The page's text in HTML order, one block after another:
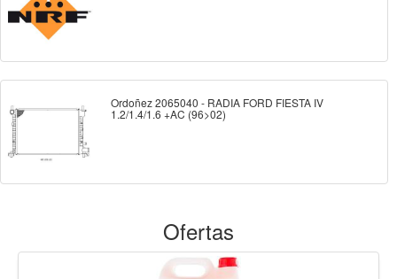
Ordoñez 2065040 - RADIA FORD FIESTA IV
1.2/1.4/1.6 +AC (96>02)
Ofertas